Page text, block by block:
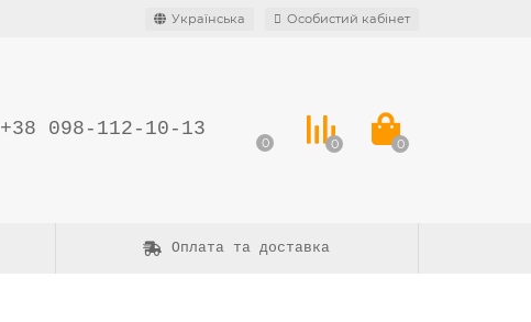
Українська Особистий кабінет
+38 098-112-10-13
0 0 0
Оплата та доставка